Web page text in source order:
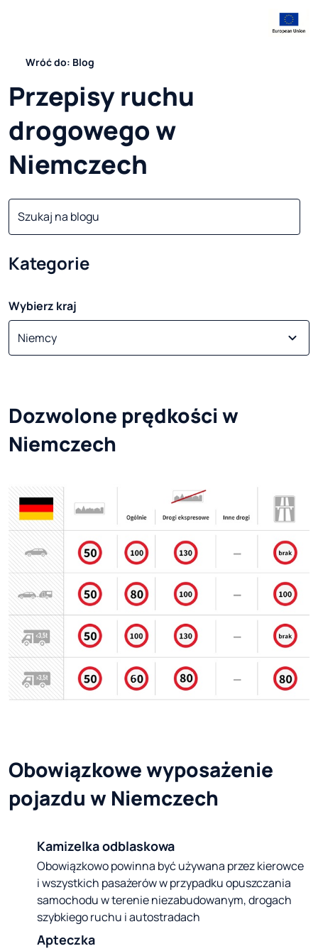
Wróć do: Blog
Przepisy ruchu
drogowego w
Niemczech
Kategorie
Wybierz kraj
Dozwolone prędkości w
Niemczech
Obowiązkowe wyposażenie
pojazdu w Niemczech
Kamizelka odblaskowa
Obowiązkowo powinna być używana przez kierowce
i wszystkich pasażerów w przypadku opuszczania
samochodu w terenie niezabudowanym, drogach
szybkiego ruchu i autostradach
Apteczka